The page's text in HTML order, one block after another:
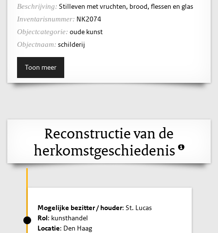
Beschrijving: Stilleven met vruchten, brood, flessen en glas
Inventarisnummer: NK2074
Objectcategorie: oude kunst
Objectnaam: schilderij
Toon meer
Reconstructie van de
herkomstgeschiedenis
Mogelijke bezitter / houder: St. Lucas
Rol: kunsthandel
Locatie: Den Haag